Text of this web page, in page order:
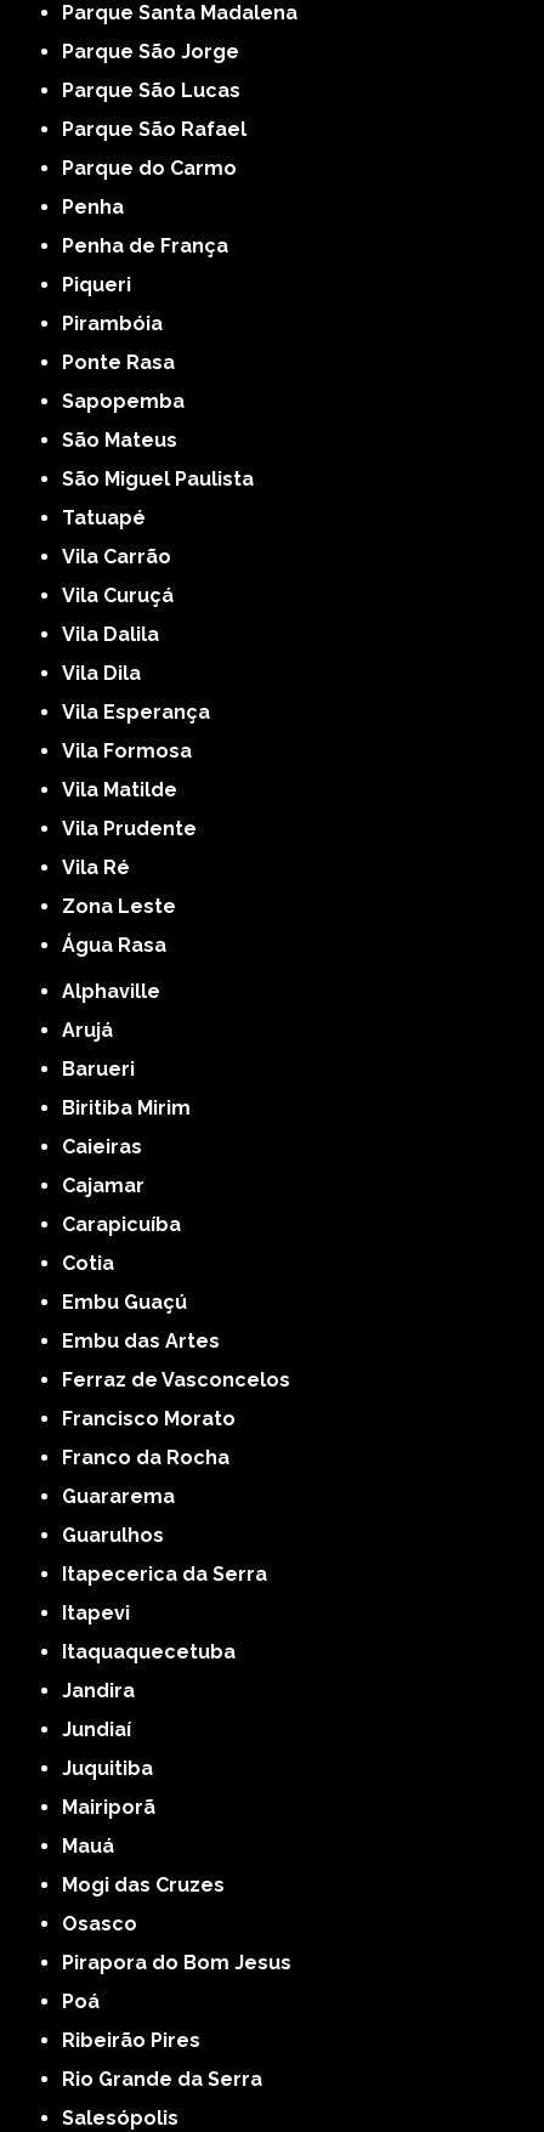
Parque Santa Madalena
Parque São Jorge
Parque São Lucas
Parque São Rafael
Parque do Carmo
Penha
Penha de França
Piqueri
Pirambóia
Ponte Rasa
Sapopemba
São Mateus
São Miguel Paulista
Tatuapé
Vila Carrão
Vila Curuçá
Vila Dalila
Vila Dila
Vila Esperança
Vila Formosa
Vila Matilde
Vila Prudente
Vila Ré
Zona Leste
Água Rasa
Alphaville
Arujá
Barueri
Biritiba Mirim
Caieiras
Cajamar
Carapicuíba
Cotia
Embu Guaçú
Embu das Artes
Ferraz de Vasconcelos
Francisco Morato
Franco da Rocha
Guararema
Guarulhos
Itapecerica da Serra
Itapevi
Itaquaquecetuba
Jandira
Jundiaí
Juquitiba
Mairiporã
Mauá
Mogi das Cruzes
Osasco
Pirapora do Bom Jesus
Poá
Ribeirão Pires
Rio Grande da Serra
Salesópolis